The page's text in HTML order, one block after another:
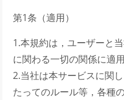
第1条（適用）
1.本規約は，ユーザーと
に関わる一切の関係に適
2.当社は本サービスに関
たってのルール等，各種